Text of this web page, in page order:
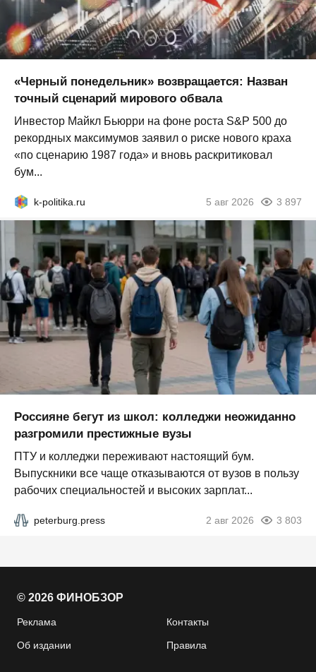
«Черный понедельник» возвращается: Назван
точный сценарий мирового обвала
Инвестор Майкл Бьюрри на фоне роста S&P 500 до
рекордных максимумов заявил о риске нового краха
«по сценарию 1987 года» и вновь раскритиковал
бум...
k-politika.ru 5 авг 2026 3 897
Россияне бегут из школ: колледжи неожиданно
разгромили престижные вузы
ПТУ и колледжи переживают настоящий бум.
Выпускники все чаще отказываются от вузов в пользу
рабочих специальностей и высоких зарплат...
peterburg.press 2 авг 2026 3 803
© 2026 ФИНОБЗОР
Реклама Контакты
Об издании Правила